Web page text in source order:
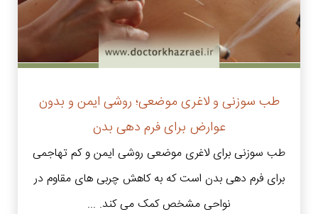
طب سوزنی و لاغری موضعی؛ روشی ایمن و بدون
عوارض برای فرم دهی بدن
طب سوزنی برای لاغری موضعی روشی ایمن و کم‌ تهاجمی
برای فرم دهی بدن است که به کاهش چربی های مقاوم در
نواحی مشخص کمک می کند. ...